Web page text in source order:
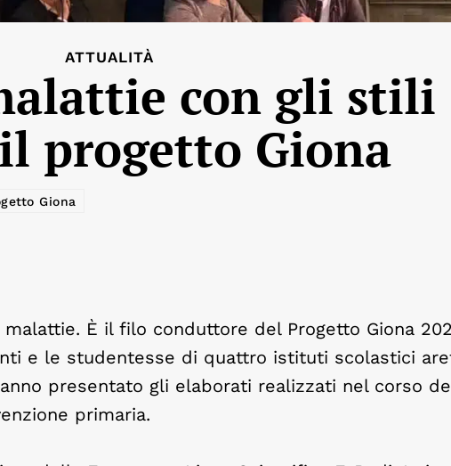
ATTUALITÀ
con gli stili
progetto Giona
Giona
È il filo conduttore del Progetto Giona
e le studentesse di quattro istituti scolastici
presentato gli elaborati realizzati nel corso
primaria.